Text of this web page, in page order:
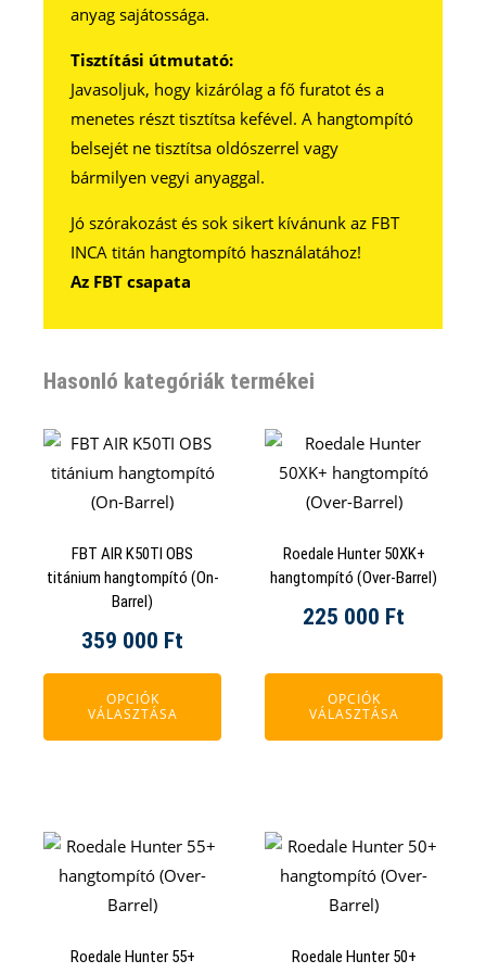
anyag sajátossága.
Tisztítási útmutató:
Javasoljuk, hogy kizárólag a fő furatot és a
menetes részt tisztítsa kefével. A hangtompító
belsejét ne tisztítsa oldószerrel vagy
bármilyen vegyi anyaggal.
Jó szórakozást és sok sikert kívánunk az FBT
INCA titán hangtompító használatához!
Az FBT csapata
Hasonló kategóriák termékei
FBT AIR K50TI OBS
titánium hangtompító (On-
Barrel)
359 000 Ft
OPCIÓK
VÁLASZTÁSA
Ennek
terméknek
variációja
van.
változatok
a
termékoldalon
választhatók
Roedale Hunter 50XK+
hangtompító (Over-Barrel)
225 000 Ft
OPCIÓK
VÁLASZTÁSA
Ennek
terméknek
variációja
van.
a
termékoldalon
választhatók
Roedale Hunter 55+
Ennek
terméknek
variációja
Roedale Hunter 50+
Ennek
terméknek
variációja